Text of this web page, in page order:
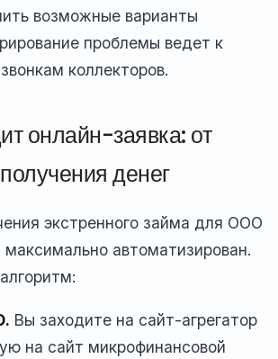
возможные варианты
проблемы ведет к
коллекторов.
онлайн-заявка: от
денег
экстренного займа для ООО
автоматизирован.
Вы заходите на сайт-агрегатор
на сайт микрофинансовой